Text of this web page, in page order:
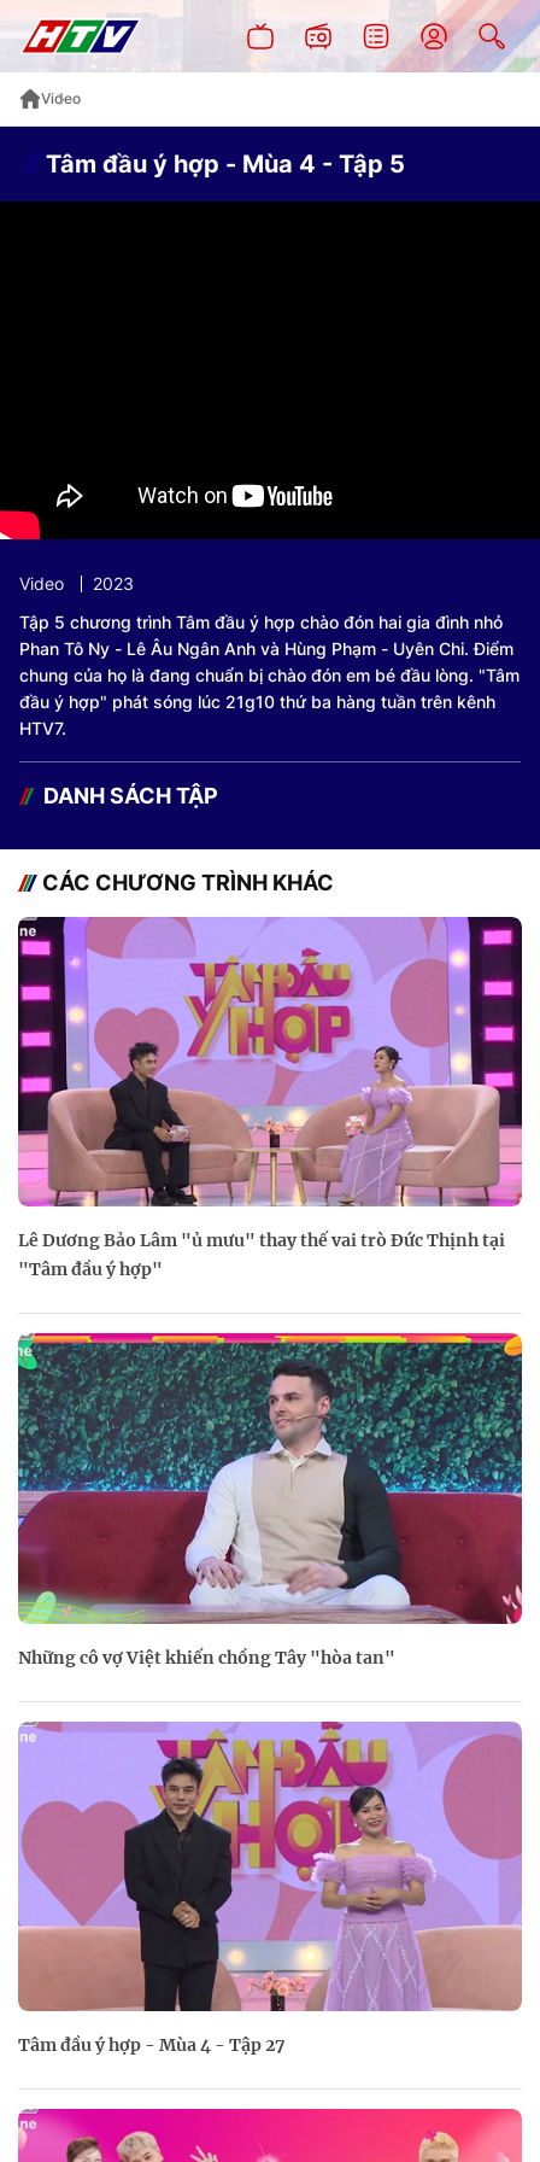
Video
Tâm đầu ý hợp - Mùa 4 - Tập 5
Video
2023
Tập 5 chương trình Tâm đầu ý hợp chào đón hai gia đình nhỏ
Phan Tô Ny - Lê Âu Ngân Anh và Hùng Phạm - Uyên Chi. Điểm
chung của họ là đang chuẩn bị chào đón em bé đầu lòng. "Tâm
đầu ý hợp" phát sóng lúc 21g10 thứ ba hàng tuần trên kênh
HTV7.
DANH SÁCH TẬP
CÁC CHƯƠNG TRÌNH KHÁC
Lê Dương Bảo Lâm "ủ mưu" thay thế vai trò Đức Thịnh tại
"Tâm đầu ý hợp"
Những cô vợ Việt khiến chồng Tây "hòa tan"
Tâm đầu ý hợp - Mùa 4 - Tập 27